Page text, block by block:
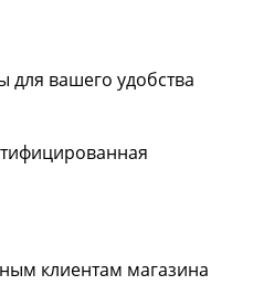
для вашего удобства
клиентам магазина